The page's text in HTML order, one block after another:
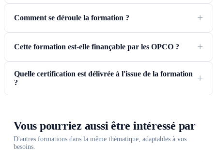
Comment se déroule la formation ?
Cette formation est-elle finançable par les OPCO ?
Quelle certification est délivrée à l'issue de la formation
?
Vous pourriez aussi être intéressé par
D'autres formations dans la même thématique, adaptables à vos
besoins.